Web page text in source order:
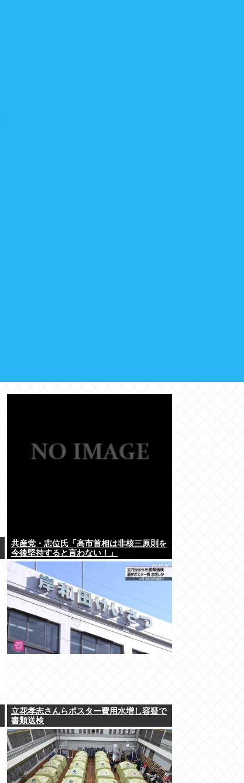
共産党・志位氏「高市首相は非核三原則を
今後堅持すると言わない！」
立花孝志さんらポスター費用水増し容疑で
書類送検